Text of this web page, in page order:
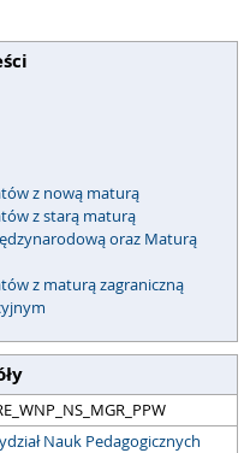
z nową maturą
z starą maturą
oraz Maturą
z maturą zagraniczną
Nauk Pedagogicznych